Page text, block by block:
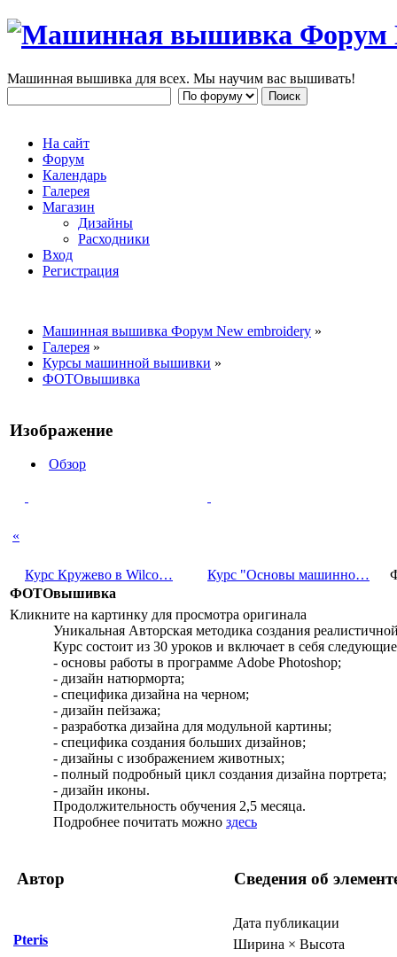
Машинная вышивка для всех. Мы научим вас вышивать!
На сайт
Форум
Календарь
Галерея
Магазин
Дизайны
Расходники
Вход
Регистрация
Машинная вышивка Форум New embroidery »
Галерея »
Курсы машинной вышивки »
ФОТОвышивка
Изображение
Обзор
«
Курс Кружево в Wilco… Курс "Основы машинно…
ФОТОвышивка
Кликните на картинку для просмотра оригинала
Уникальная Авторская методика создания
Курс состоит из 30 уроков и включает в себя
- основы работы в программе Adobe Photoshop;
- дизайн натюрморта;
- специфика дизайна на черном;
- дизайн пейзажа;
- разработка дизайна для модульной картины;
- специфика создания больших дизайнов;
- дизайны с изображением животных;
- полный подробный цикл создания дизайна портрета;
- дизайн иконы.
Продолжительность обучения 2,5 месяца.
Подробнее почитать можно здесь
Автор Сведения об
Pteris
Дата публикации
Ширина × Высота